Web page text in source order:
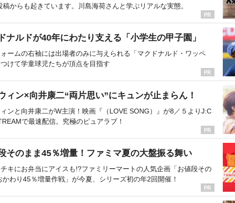
稿からも起きています。川島海荷さんと学ぶリアルな実態。
ナルドが40年にわたり支える「小学生の甲子園」
ームの右袖には出場者のみに与えられる「マクドナルド・ワッペ
けて学童球児たちが頂点を目指す
ィン×向井康二“両片思い”にキュンが止まらん！
ンと向井康二がW主演！映画『（LOVE SONG）』が8／５よりJ:C
で最速配信。究極のピュアラブ！
そのまま45％増量！ファミマ夏の大盤振る舞い
キにお弁当にアイスも!?ファミリーマートの人気企画「お値段その
かわり45％増量作戦」が今夏、シリーズ初の年2回開催！